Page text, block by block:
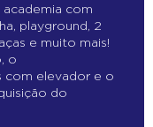
com
playground, 2
e muito mais!
o
com elevador e o
do